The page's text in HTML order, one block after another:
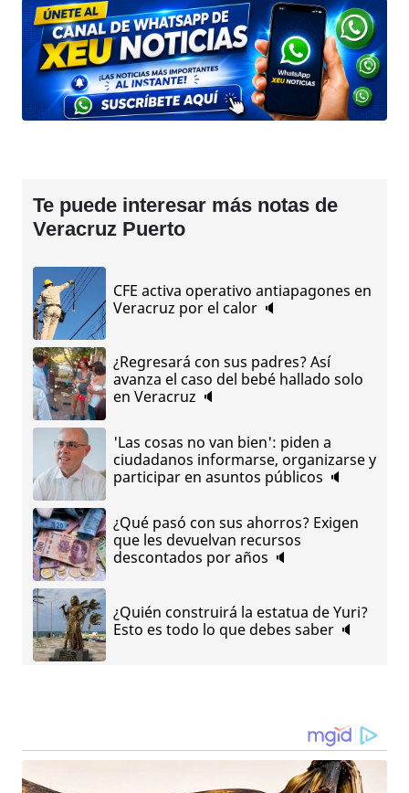
Te puede interesar más notas de
Veracruz Puerto
CFE activa operativo antiapagones en
Veracruz por el calor 🔈
¿Regresará con sus padres? Así
avanza el caso del bebé hallado solo
en Veracruz 🔈
'Las cosas no van bien': piden a
ciudadanos informarse, organizarse y
participar en asuntos públicos 🔈
¿Qué pasó con sus ahorros? Exigen
que les devuelvan recursos
descontados por años 🔈
¿Quién construirá la estatua de Yuri?
Esto es todo lo que debes saber 🔈